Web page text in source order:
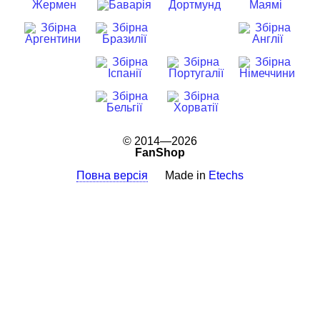
© 2014—2026
FanShop
Повна версія Made in Etechs